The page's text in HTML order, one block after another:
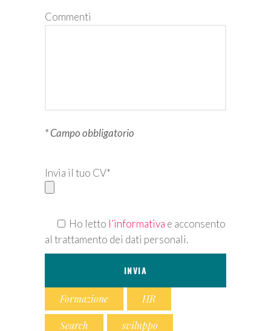
Commenti
* Campo obbligatorio
Invia il tuo CV*
Ho letto l’informativa e acconsento
al trattamento dei dati personali.
Formazione HR
Search sviluppo